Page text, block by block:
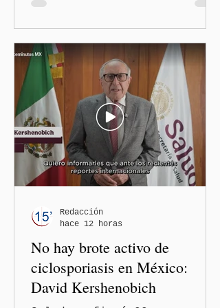
Bojalil y Elvia Graciela
"Grace" Palomares Ramírez,
al considerar que los
comentarios que emitieron
en el podcast "DesCasadas"
contra las personas adultas
mayores no pueden
justificarse como una
simple opinión o una broma.
No hay brote activo de
ciclosporiasis en México:
David Kershenobich
Redacción
hace 12 horas